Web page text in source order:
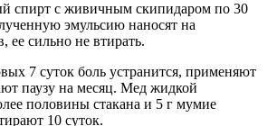
спирт с живичным скипидаром по 30
эмульсию наносят на
ее сильно не втирать.
7 суток боль устранится, применяют
паузу на месяц. Мед жидкой
половины стакана и 5 г мумие
10 суток.